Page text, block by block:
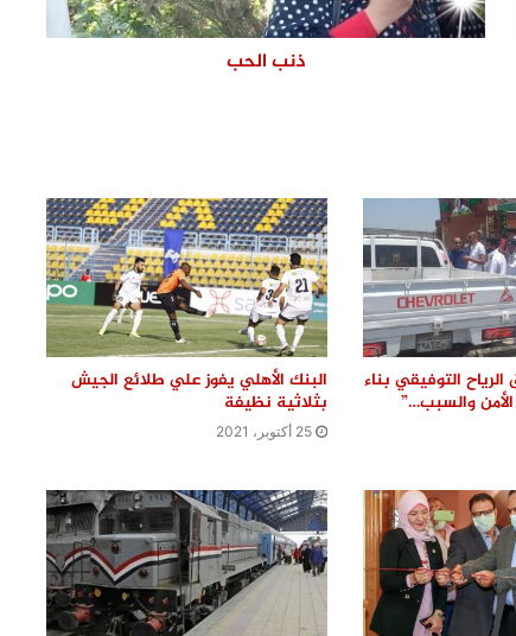
جدل حول مد مترو الأنفاق إلى بنها..
رئيس هيئة الأنفاق: غير ممكن حاليًا..
والنائب إيهاب إمام: المشروع لا يزال قيد
استعدادًا للعيد القومي للقليوبية.. رئيس
مدينة بنها يتابع أعمال التطوير والتجميل
لظهور المدينة في أبهى صورها
محافظ القليوبية يبدأ جولته بشبين
القناطر بتفقد موقف السيارات ويوجه
بإعداد خطة شاملة لتطويره
فحص شكوى بشأن بناء في مجول..
التنفيذ ميدانيًا
رئيس مياه القليوبية يتفقد مصنع سويلم
لصناعة مواسير الفخار لبحث تعزيز التعاون
ودعم الصناعة الوطنية
ذنب الحب
التوفيقي بناء
والسبب…”
البنك الأهلي يفوز علي طلائع الجيش
بثلاثية نظيفة
25 أكتوبر، 2021